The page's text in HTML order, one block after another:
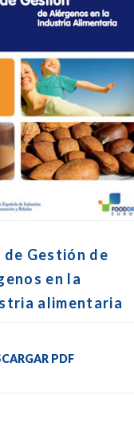
de Gestión de
en la
alimentaria
PDF